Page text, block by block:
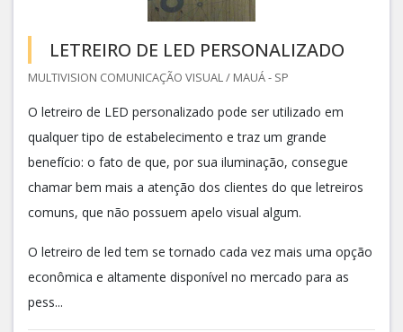
LETREIRO DE LED PERSONALIZADO
MULTIVISION COMUNICAÇÃO VISUAL / MAUÁ - SP
O letreiro de LED personalizado pode ser utilizado em
qualquer tipo de estabelecimento e traz um grande
benefício: o fato de que, por sua iluminação, consegue
chamar bem mais a atenção dos clientes do que letreiros
comuns, que não possuem apelo visual algum.
O letreiro de led tem se tornado cada vez mais uma opção
econômica e altamente disponível no mercado para as
pess...